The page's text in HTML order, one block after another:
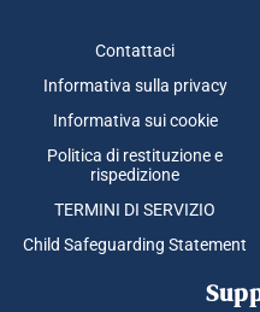
Contattaci
Informativa sulla privacy
Informativa sui cookie
Politica di restituzione e
rispedizione
TERMINI DI SERVIZIO
Child Safeguarding Statement